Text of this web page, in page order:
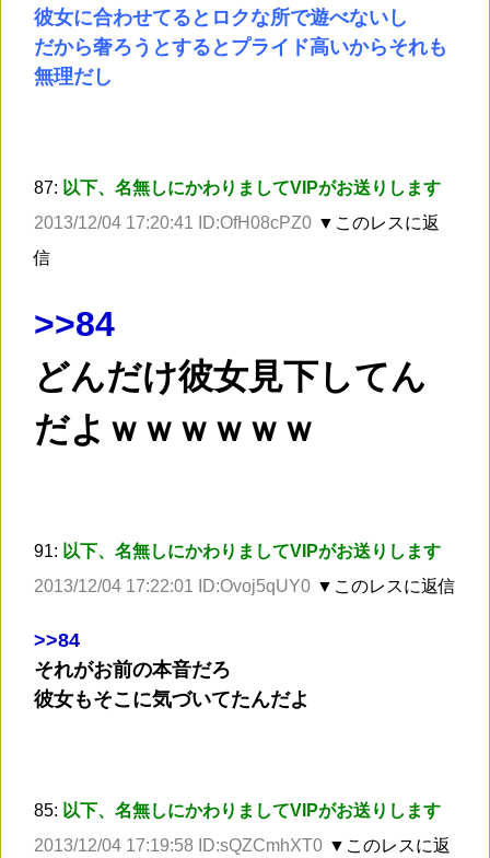
彼女に合わせてるとロクな所で遊べないし
だから奢ろうとするとプライド高いからそれも
無理だし
87: 以下、名無しにかわりましてVIPがお送りします
2013/12/04 17:20:41 ID:OfH08cPZ0 ▼このレスに返
信
>>84
どんだけ彼女見下してん
だよｗｗｗｗｗｗ
91: 以下、名無しにかわりましてVIPがお送りします
2013/12/04 17:22:01 ID:Ovoj5qUY0 ▼このレスに返信
>>84
それがお前の本音だろ
彼女もそこに気づいてたんだよ
85: 以下、名無しにかわりましてVIPがお送りします
2013/12/04 17:19:58 ID:sQZCmhXT0 ▼このレスに返